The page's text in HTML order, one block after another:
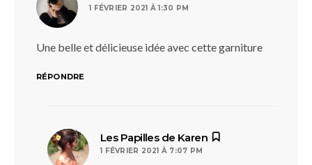
1 FÉVRIER 2021 À 1:30 PM
Une belle et délicieuse idée avec cette garniture
RÉPONDRE
Les Papilles de Karen
1 FÉVRIER 2021 À 7:07 PM